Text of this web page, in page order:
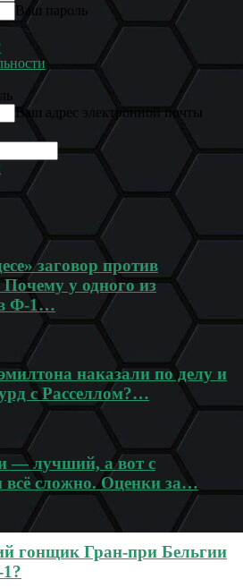
Ваш пароль
Ваш адрес электронной почты
заговор против
Почему у одного из
Ф-1…
наказали по делу и
с Расселлом?…
— лучший, а вот с
всё сложно. Оценки за…
гонщик Гран-при Бельгии